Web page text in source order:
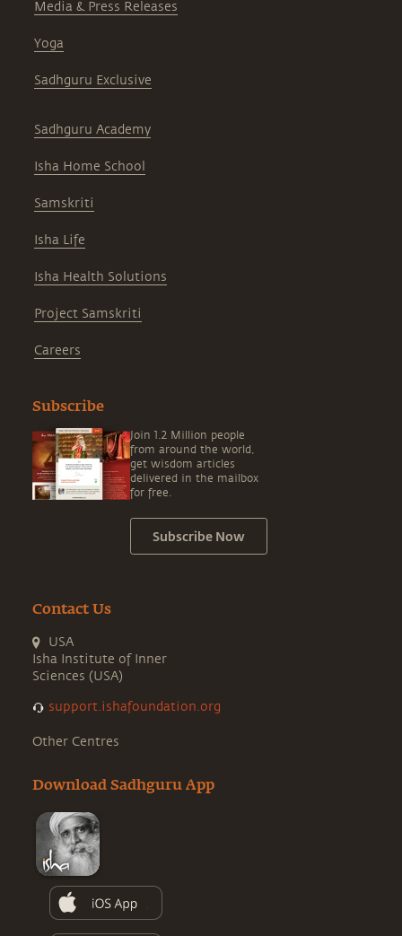
Media & Press Releases
Yoga
Sadhguru Exclusive
Sadhguru Academy
Isha Home School
Samskriti
Isha Life
Isha Health Solutions
Project Samskriti
Careers
Subscribe
Join 1.2 Million people
from around the world,
get wisdom articles
delivered in the mailbox
for free.
Subscribe Now
Contact Us
USA
Isha Institute of Inner
Sciences (USA)
support.ishafoundation.org
Other Centres
Download Sadhguru App